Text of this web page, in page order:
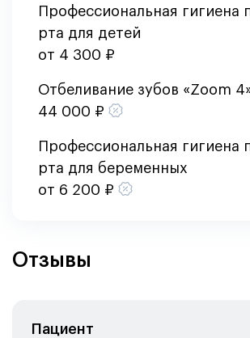
Профессиональная гигиена
рта для детей
от 4 300 ₽
Отбеливание зубов «Zoom
44 000 ₽
Профессиональная гигиена
рта для беременных
от 6 200 ₽
Отзывы
Пациент